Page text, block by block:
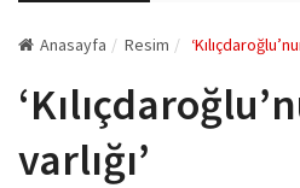
e
a
i
Anasayfa Resim
varlığı’